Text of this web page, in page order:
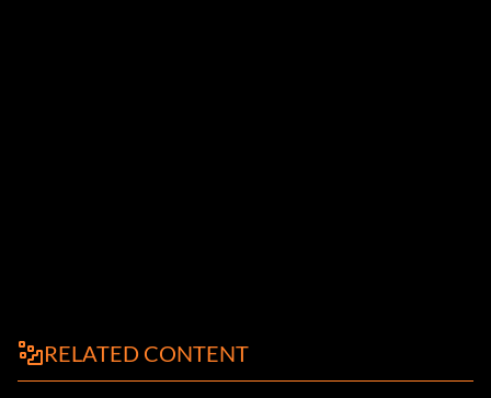
RELATED CONTENT